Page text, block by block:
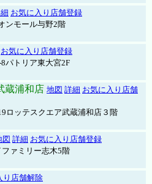
お気に入り店舗登録
ンモール与野2階
お気に入り店舗登録
パトリア東大宮2F
蔵浦和店 地図 詳細 お気に入り店舗
ロッテスクエア武蔵浦和店３階
図 詳細 お気に入り店舗登録
ァミリー志木5階
り店舗解除